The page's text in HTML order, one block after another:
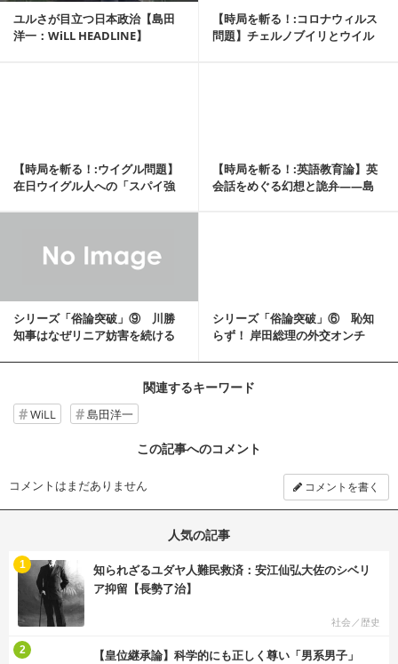
ユルさが目立つ日本政治【島田
洋一：WiLL HEADLINE】
【時局を斬る！:コロナウィルス
問題】チェルノブイリとウイル
【時局を斬る！:ウイグル問題】
在日ウイグル人への「スパイ強
【時局を斬る！:英語教育論】英
会話をめぐる幻想と詭弁――島
シリーズ「俗論突破」⑨ 川勝
知事はなぜリニア妨害を続ける
シリーズ「俗論突破」⑥ 恥知
らず！ 岸田総理の外交オンチ
関連するキーワード
WiLL 島田洋一
この記事へのコメント
コメントはまだありません コメントを書く
人気の記事
知られざるユダヤ人難民救済：安江仙弘大佐のシベリ
ア抑留【長勢了治】
社会／歴史
1
【皇位継承論】科学的にも正しく尊い「男系男子」
2